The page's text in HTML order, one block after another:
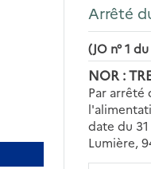
Arrêté
(JO n° 1
NOR :
Par
date du
Lumière,